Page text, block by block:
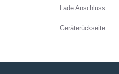
Lade Anschluss
Geräterückseite